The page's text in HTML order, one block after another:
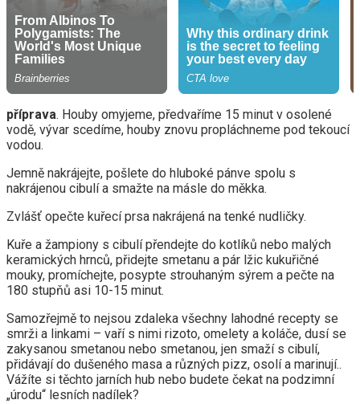
příprava. Houby omyjeme, předvaříme 15 minut v osolené
vodě, vývar scedíme, houby znovu propláchneme pod tekoucí
vodou.
Jemně nakrájejte, pošlete do hluboké pánve spolu s
nakrájenou cibulí a smažte na másle do měkka.
Zvlášť opečte kuřecí prsa nakrájená na tenké nudličky.
Kuře a žampiony s cibulí přendejte do kotlíků nebo malých
keramických hrnců, přidejte smetanu a pár lžic kukuřičné
mouky, promíchejte, posypte strouhaným sýrem a pečte na
180 stupňů asi 10-15 minut.
Samozřejmě to nejsou zdaleka všechny lahodné recepty se
smrži a linkami – vaří s nimi rizoto, omelety a koláče, dusí se
zakysanou smetanou nebo smetanou, jen smaží s cibulí,
přidávají do dušeného masa a různých pizz, osolí a marinují..
Vážíte si těchto jarních hub nebo budete čekat na podzimní
„úrodu“ lesních nadílek?